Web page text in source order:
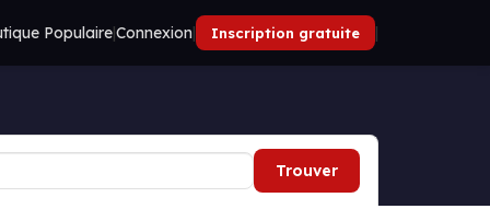
Populaire|Connexion| Inscription gratuite |
Trouver